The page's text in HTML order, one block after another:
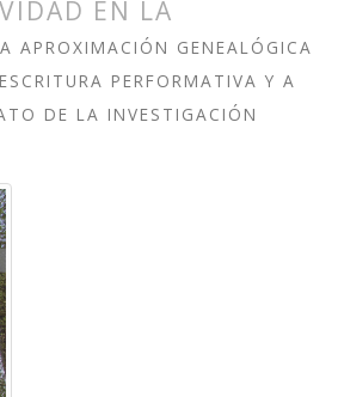
EN LA
APROXIMACIÓN GENEALÓGICA
PERFORMATIVA Y A
DE LA INVESTIGACIÓN